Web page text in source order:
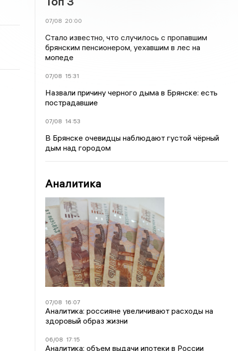
07/08 20:00
Стало известно, что случилось с пропавшим
брянским пенсионером, уехавшим в лес на
мопеде
07/08 15:31
Назвали причину черного дыма в Брянске: есть
пострадавшие
07/08 14:53
В Брянске очевидцы наблюдают густой чёрный
дым над городом
Аналитика
07/08 16:07
Аналитика: россияне увеличивают расходы на
здоровый образ жизни
06/08 17:15
Аналитика: объем выдачи ипотеки в России